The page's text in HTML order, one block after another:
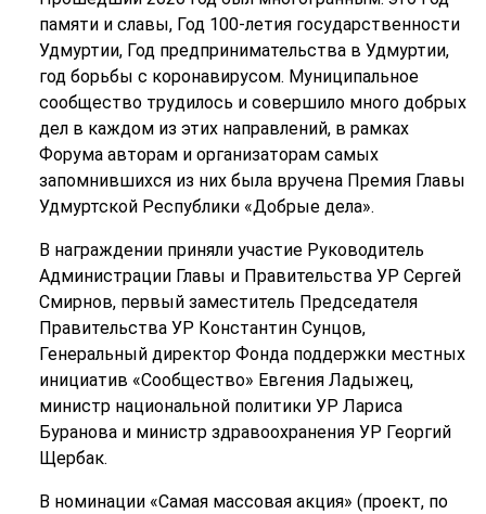
памяти и славы, Год 100-летия государственности
Удмуртии, Год предпринимательства в Удмуртии,
год борьбы с коронавирусом. Муниципальное
сообщество трудилось и совершило много добрых
дел в каждом из этих направлений, в рамках
Форума авторам и организаторам самых
запомнившихся из них была вручена Премия Главы
Удмуртской Республики «Добрые дела».
В награждении приняли участие Руководитель
Администрации Главы и Правительства УР Сергей
Смирнов, первый заместитель Председателя
Правительства УР Константин Сунцов,
Генеральный директор Фонда поддержки местных
инициатив «Сообщество» Евгения Ладыжец,
министр национальной политики УР Лариса
Буранова и министр здравоохранения УР Георгий
Щербак.
В номинации «Самая массовая акция» (проект, по